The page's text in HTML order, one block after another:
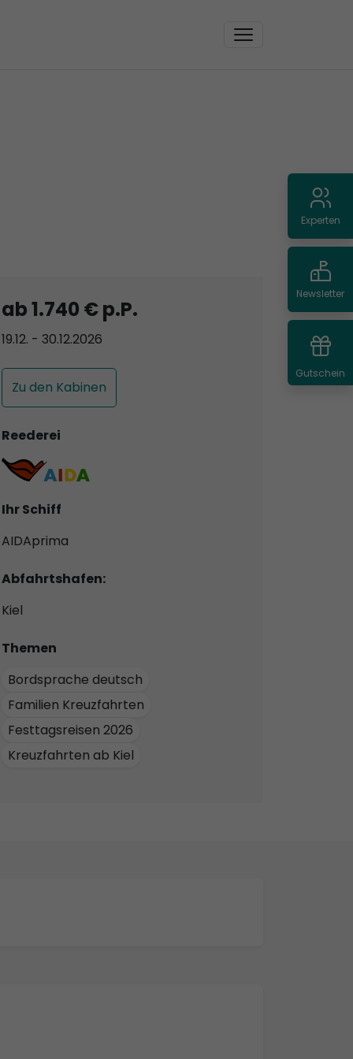
ab 1.740 € p.P.
19.12. - 30.12.2026
Zu den Kabinen
Reederei
Ihr Schiff
AIDAprima
Abfahrtshafen:
Kiel
Themen
Bordsprache deutsch
Familien Kreuzfahrten
Festtagsreisen 2026
Kreuzfahrten ab Kiel
Experten
Newsletter
Gutschein